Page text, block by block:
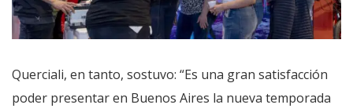
Querciali, en tanto, sostuvo: “Es una gran satisfacción
poder presentar en Buenos Aires la nueva temporada